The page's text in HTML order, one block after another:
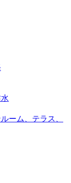
ーム、テラス、